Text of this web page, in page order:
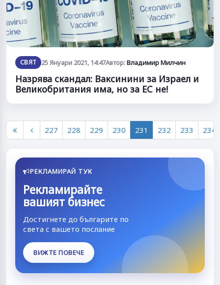
СВЯТ 25 Януари 2021, 14:47Автор:Владимир Милчин
Назрява скандал: Ваксинини за Израел и
Великобритания има, но за ЕС не!
227 228 229 230 231 232 233 234
РЕКЛАМИРАЙ ТУК
Рекламирайте
вашият бизнес
Достигнете до българите по
света с вашето послание
ВИЖТЕ ПОВЕЧЕ